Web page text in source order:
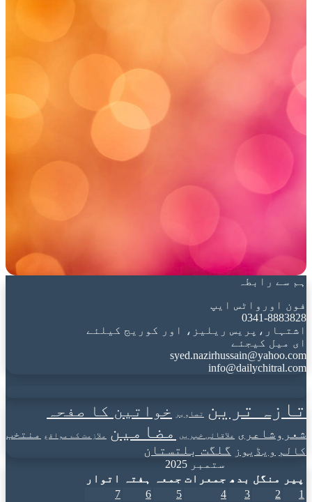
ہم سے رابطہ
فون اورواٹس ایپ
0341-8883828
اشتہار،پریس ریلیز، اور کوریج کیلئے
ای میل کیجئے
syed.nazirhussain@yahoo.com
info@dailychitral.com
تازہ ترین تصاویر خواتین کا صفحہ
شعروشاعری علاقائی خبریں مضامین ملازمت کے مواقع
منتخب
کالم ویڈیوز گلگت بلتستان
ستمبر 2025
پیر
منگل بدھ جمعرات جمعہ ہفتہ
اتوار
1
2
3
4
5
6
7